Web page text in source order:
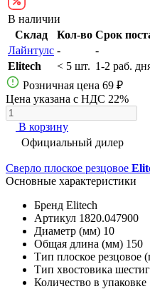
В наличии
Склад
Кол-во Срок
Лайнтулс -
-
Elitech
< 5 шт. 1-2 раб.
Розничная цена 69 ₽
Цена указана с НДС 22%
В корзину
Официальный дилер
Сверло плоское резцовое
Основные характеристики
Бренд Elitech
Артикул 1820.047900
Диаметр (мм) 10
Общая длина (мм) 150
Тип плоское резцовое
Тип хвостовика
Количество в упаковке